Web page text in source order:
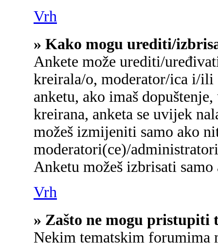
Vrh
» Kako mogu urediti/
Ankete može urediti/
kreirala/o, moderator/ica i/
anketu, ako imaš
kreirana, anketa se uvijek
možeš izmijeniti samo ako
moderatori(ce)/
Anketu možeš izbrisati
Vrh
» Zašto ne mogu pristupiti
Nekim tematskim forumima